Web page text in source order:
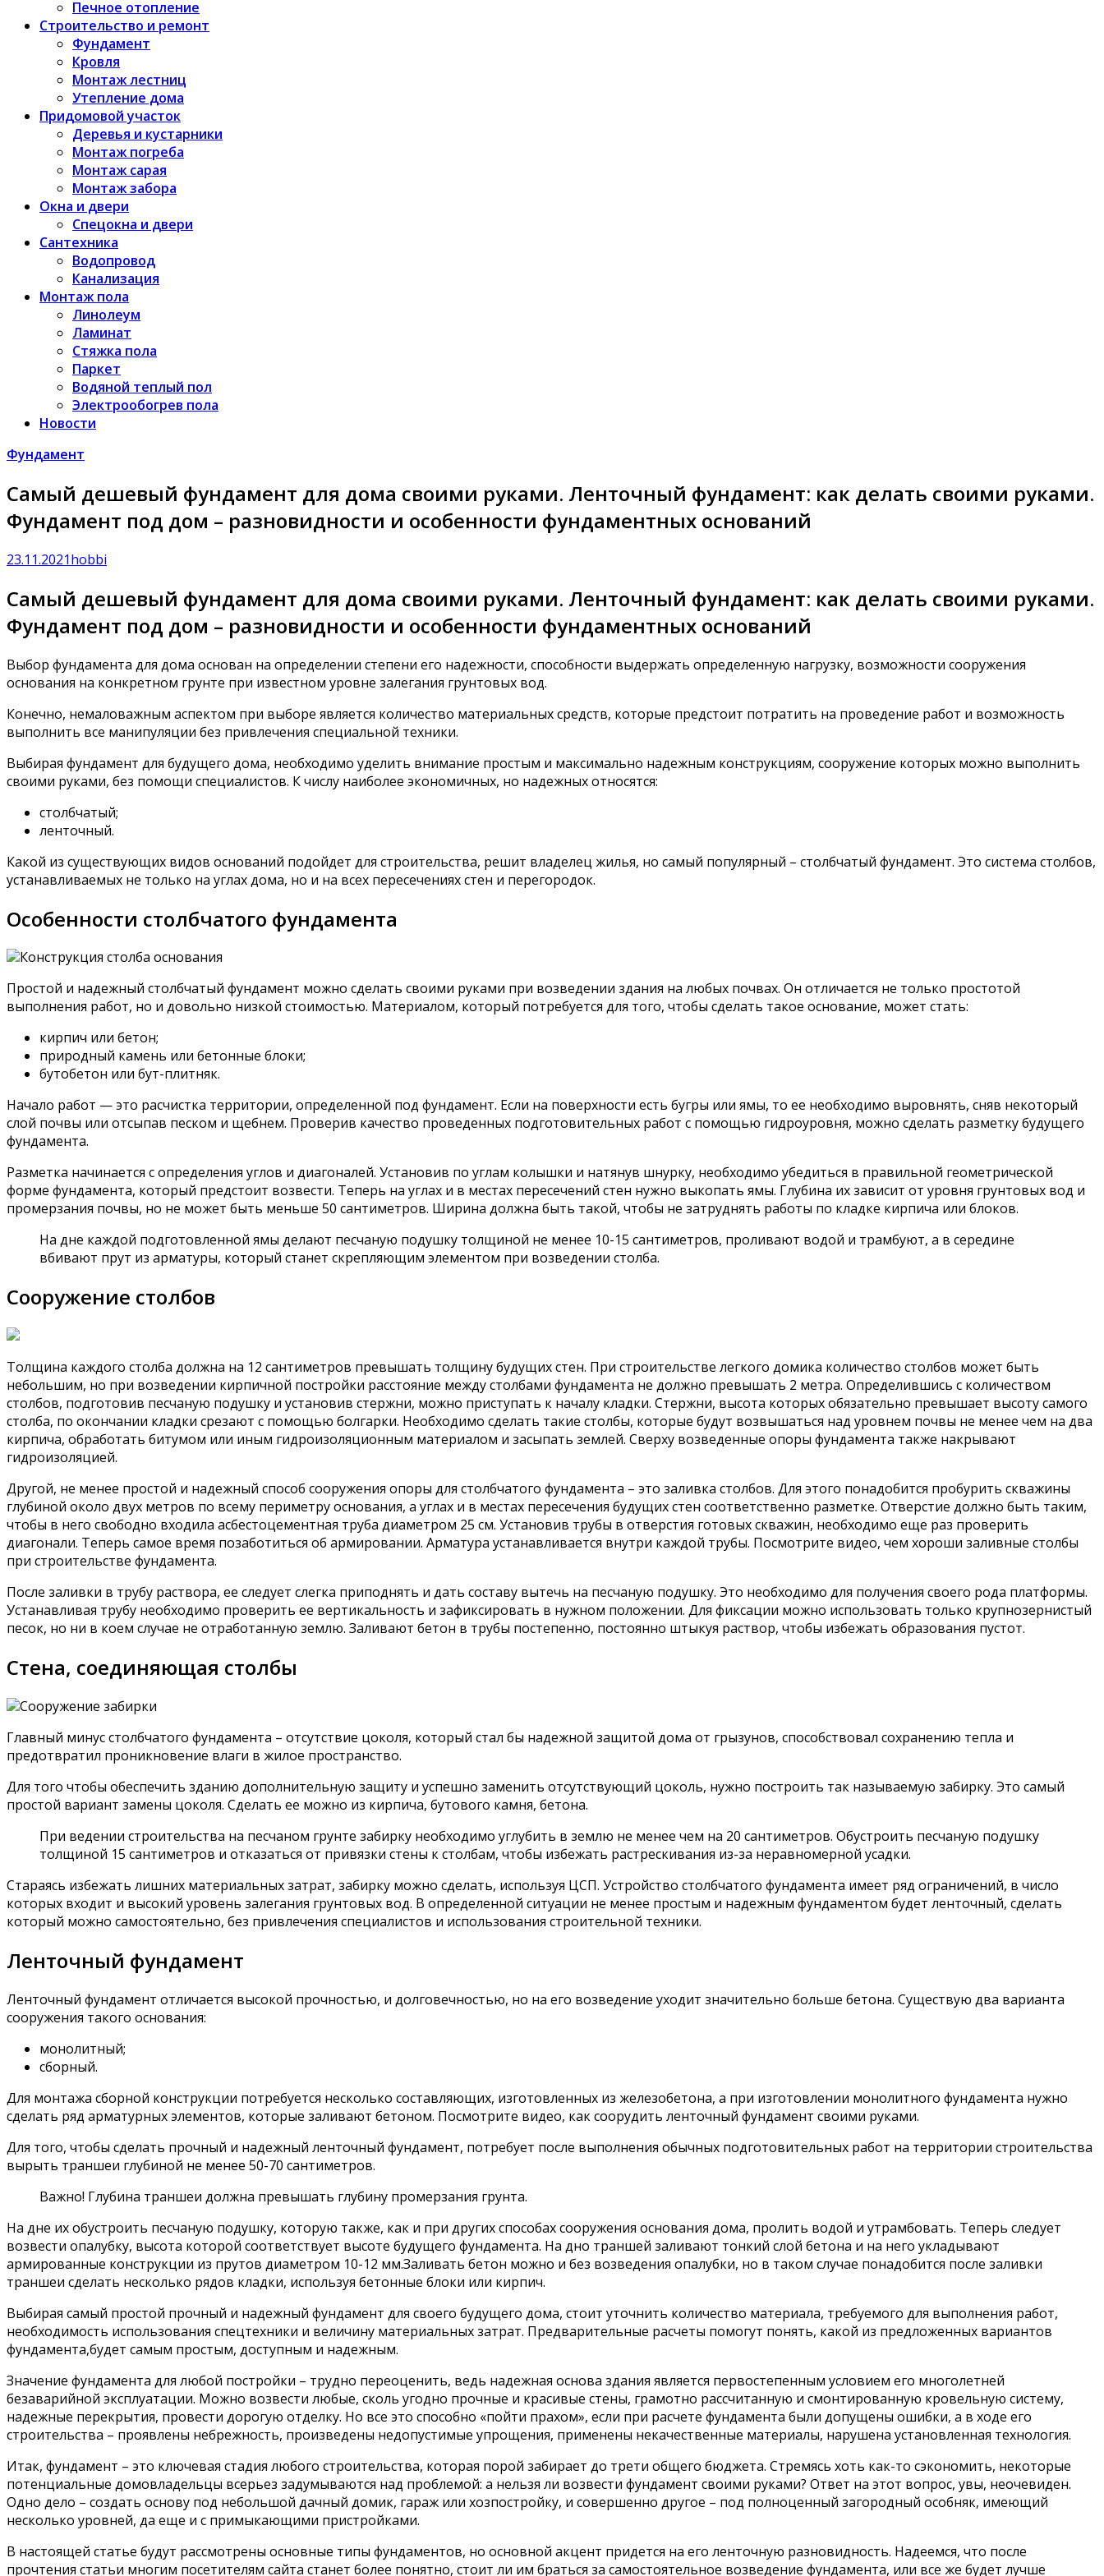
Печное отопление
Строительство и ремонт
Фундамент
Кровля
Монтаж лестниц
Утепление дома
Придомовой участок
Деревья и кустарники
Монтаж погреба
Монтаж сарая
Монтаж забора
Окна и двери
Спецокна и двери
Сантехника
Водопровод
Канализация
Монтаж пола
Линолеум
Ламинат
Стяжка пола
Паркет
Водяной теплый пол
Электрообогрев пола
Новости
Фундамент
Самый дешевый фундамент для дома своими руками. Ленточный фундамент: как делать своими руками.
Фундамент под дом – разновидности и особенности фундаментных оснований
23.11.2021hobbi
Самый дешевый фундамент для дома своими руками. Ленточный фундамент: как делать своими руками.
Фундамент под дом – разновидности и особенности фундаментных оснований
Выбор фундамента для дома основан на определении степени его надежности, способности выдержать определенную нагрузку, возможности сооружения
основания на конкретном грунте при известном уровне залегания грунтовых вод.
Конечно, немаловажным аспектом при выборе является количество материальных средств, которые предстоит потратить на проведение работ и возможность
выполнить все манипуляции без привлечения специальной техники.
Выбирая фундамент для будущего дома, необходимо уделить внимание простым и максимально надежным конструкциям, сооружение которых можно выполнить
своими руками, без помощи специалистов. К числу наиболее экономичных, но надежных относятся:
столбчатый;
ленточный.
Какой из существующих видов оснований подойдет для строительства, решит владелец жилья, но самый популярный – столбчатый фундамент. Это система столбов,
устанавливаемых не только на углах дома, но и на всех пересечениях стен и перегородок.
Особенности столбчатого фундамента
Конструкция столба основания
Простой и надежный столбчатый фундамент можно сделать своими руками при возведении здания на любых почвах. Он отличается не только простотой
выполнения работ, но и довольно низкой стоимостью. Материалом, который потребуется для того, чтобы сделать такое основание, может стать:
кирпич или бетон;
природный камень или бетонные блоки;
бутобетон или бут-плитняк.
Начало работ — это расчистка территории, определенной под фундамент. Если на поверхности есть бугры или ямы, то ее необходимо выровнять, сняв некоторый
слой почвы или отсыпав песком и щебнем. Проверив качество проведенных подготовительных работ с помощью гидроуровня, можно сделать разметку будущего
фундамента.
Разметка начинается с определения углов и диагоналей. Установив по углам колышки и натянув шнурку, необходимо убедиться в правильной геометрической
форме фундамента, который предстоит возвести. Теперь на углах и в местах пересечений стен нужно выкопать ямы. Глубина их зависит от уровня грунтовых вод и
промерзания почвы, но не может быть меньше 50 сантиметров. Ширина должна быть такой, чтобы не затруднять работы по кладке кирпича или блоков.
На дне каждой подготовленной ямы делают песчаную подушку толщиной не менее 10-15 сантиметров, проливают водой и трамбуют, а в середине
вбивают прут из арматуры, который станет скрепляющим элементом при возведении столба.
Сооружение столбов
Толщина каждого столба должна на 12 сантиметров превышать толщину будущих стен. При строительстве легкого домика количество столбов может быть
небольшим, но при возведении кирпичной постройки расстояние между столбами фундамента не должно превышать 2 метра. Определившись с количеством
столбов, подготовив песчаную подушку и установив стержни, можно приступать к началу кладки. Стержни, высота которых обязательно превышает высоту самого
столба, по окончании кладки срезают с помощью болгарки. Необходимо сделать такие столбы, которые будут возвышаться над уровнем почвы не менее чем на два
кирпича, обработать битумом или иным гидроизоляционным материалом и засыпать землей. Сверху возведенные опоры фундамента также накрывают
гидроизоляцией.
Другой, не менее простой и надежный способ сооружения опоры для столбчатого фундамента – это заливка столбов. Для этого понадобится пробурить скважины
глубиной около двух метров по всему периметру основания, а углах и в местах пересечения будущих стен соответственно разметке. Отверстие должно быть таким,
чтобы в него свободно входила асбестоцементная труба диаметром 25 см. Установив трубы в отверстия готовых скважин, необходимо еще раз проверить
диагонали. Теперь самое время позаботиться об армировании. Арматура устанавливается внутри каждой трубы. Посмотрите видео, чем хороши заливные столбы
при строительстве фундамента.
После заливки в трубу раствора, ее следует слегка приподнять и дать составу вытечь на песчаную подушку. Это необходимо для получения своего рода платформы.
Устанавливая трубу необходимо проверить ее вертикальность и зафиксировать в нужном положении. Для фиксации можно использовать только крупнозернистый
песок, но ни в коем случае не отработанную землю. Заливают бетон в трубы постепенно, постоянно штыкуя раствор, чтобы избежать образования пустот.
Стена, соединяющая столбы
Сооружение забирки
Главный минус столбчатого фундамента – отсутствие цоколя, который стал бы надежной защитой дома от грызунов, способствовал сохранению тепла и
предотвратил проникновение влаги в жилое пространство.
Для того чтобы обеспечить зданию дополнительную защиту и успешно заменить отсутствующий цоколь, нужно построить так называемую забирку. Это самый
простой вариант замены цоколя. Сделать ее можно из кирпича, бутового камня, бетона.
При ведении строительства на песчаном грунте забирку необходимо углубить в землю не менее чем на 20 сантиметров. Обустроить песчаную подушку
толщиной 15 сантиметров и отказаться от привязки стены к столбам, чтобы избежать растрескивания из-за неравномерной усадки.
Стараясь избежать лишних материальных затрат, забирку можно сделать, используя ЦСП. Устройство столбчатого фундамента имеет ряд ограничений, в число
которых входит и высокий уровень залегания грунтовых вод. В определенной ситуации не менее простым и надежным фундаментом будет ленточный, сделать
который можно самостоятельно, без привлечения специалистов и использования строительной техники.
Ленточный фундамент
Ленточный фундамент отличается высокой прочностью, и долговечностью, но на его возведение уходит значительно больше бетона. Существую два варианта
сооружения такого основания:
монолитный;
сборный.
Для монтажа сборной конструкции потребуется несколько составляющих, изготовленных из железобетона, а при изготовлении монолитного фундамента нужно
сделать ряд арматурных элементов, которые заливают бетоном. Посмотрите видео, как соорудить ленточный фундамент своими руками.
Для того, чтобы сделать прочный и надежный ленточный фундамент, потребует после выполнения обычных подготовительных работ на территории строительства
вырыть траншеи глубиной не менее 50-70 сантиметров.
Важно! Глубина траншеи должна превышать глубину промерзания грунта.
На дне их обустроить песчаную подушку, которую также, как и при других способах сооружения основания дома, пролить водой и утрамбовать. Теперь следует
возвести опалубку, высота которой соответствует высоте будущего фундамента. На дно траншей заливают тонкий слой бетона и на него укладывают
армированные конструкции из прутов диаметром 10-12 мм.Заливать бетон можно и без возведения опалубки, но в таком случае понадобится после заливки
траншеи сделать несколько рядов кладки, используя бетонные блоки или кирпич.
Выбирая самый простой прочный и надежный фундамент для своего будущего дома, стоит уточнить количество материала, требуемого для выполнения работ,
необходимость использования спецтехники и величину материальных затрат. Предварительные расчеты помогут понять, какой из предложенных вариантов
фундамента,будет самым простым, доступным и надежным.
Значение фундамента для любой постройки – трудно переоценить, ведь надежная основа здания является первостепенным условием его многолетней
безаварийной эксплуатации. Можно возвести любые, сколь угодно прочные и красивые стены, грамотно рассчитанную и смонтированную кровельную систему,
надежные перекрытия, провести дорогую отделку. Но все это способно «пойти прахом», если при расчете фундамента были допущены ошибки, а в ходе его
строительства – проявлены небрежность, произведены недопустимые упрощения, применены некачественные материалы, нарушена установленная технология.
Итак, фундамент – это ключевая стадия любого строительства, которая порой забирает до трети общего бюджета. Стремясь хоть как-то сэкономить, некоторые
потенциальные домовладельцы всерьез задумываются над проблемой: а нельзя ли возвести фундамент своими руками? Ответ на этот вопрос, увы, неочевиден.
Одно дело – создать основу под небольшой дачный домик, гараж или хозпостройку, и совершенно другое – под полноценный загородный особняк, имеющий
несколько уровней, да еще и с примыкающими пристройками.
В настоящей статье будут рассмотрены основные типы фундаментов, но основной акцент придется на его ленточную разновидность. Надеемся, что после
прочтения статьи многим посетителям сайта станет более понятно, стоит ли им браться за самостоятельное возведение фундамента, или все же будет лучше